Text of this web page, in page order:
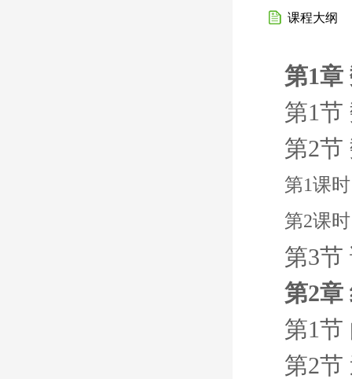
课程大纲
第1章
第1节
第2节
第1课
第2课
第3节
第2章
第1节
第2节